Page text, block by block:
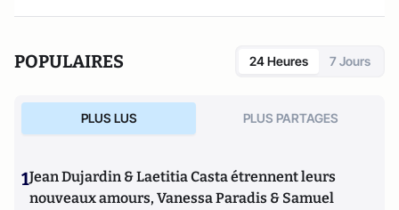
POPULAIRES 24 Heures 7 Jours
PLUS LUS PLUS PARTAGES
1Jean Dujardin & Laetitia Casta étrennent leurs
nouveaux amours, Vanessa Paradis & Samuel